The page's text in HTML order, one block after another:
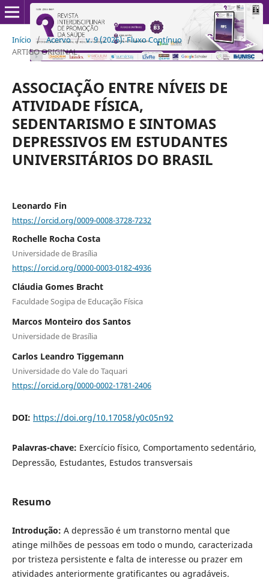
Início / Acervo / v. 9 (2026): Fluxo Contínuo /
ARTIGO ORIGINAL
ASSOCIAÇÃO ENTRE NÍVEIS DE
ATIVIDADE FÍSICA,
SEDENTARISMO E SINTOMAS
DEPRESSIVOS EM ESTUDANTES
UNIVERSITÁRIOS DO BRASIL
Leonardo Fin
https://orcid.org/0009-0008-3728-7232
Rochelle Rocha Costa
Universidade de Brasília
https://orcid.org/0000-0003-0182-4936
Cláudia Gomes Bracht
Faculdade Sogipa de Educação Física
Marcos Monteiro dos Santos
Universidade de Brasília
Carlos Leandro Tiggemann
Universidade do Vale do Taquari
https://orcid.org/0000-0002-1781-2406
DOI: https://doi.org/10.17058/y0c05n92
Palavras-chave: Exercício físico, Comportamento sedentário,
Depressão, Estudantes, Estudos transversais
Resumo
Introdução: A depressão é um transtorno mental que
atinge milhões de pessoas em todo o mundo, caracterizada
por tristeza persistente e falta de interesse ou prazer em
atividades anteriormente gratificantes ou agradáveis.